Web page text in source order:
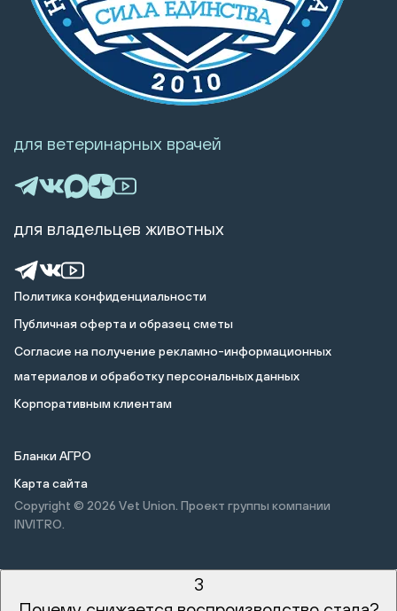
Политика конфиденциальности
Публичная оферта и образец сметы
Cогласие на получение рекламно-информационных
материалов и обработку персональных данных
Корпоративным клиентам
Бланки АГРО
Карта сайта
Copyright © 2026 Vet Union. Проект группы компании
INVITRO.
для ветеринарных врачей
для владельцев животных
3